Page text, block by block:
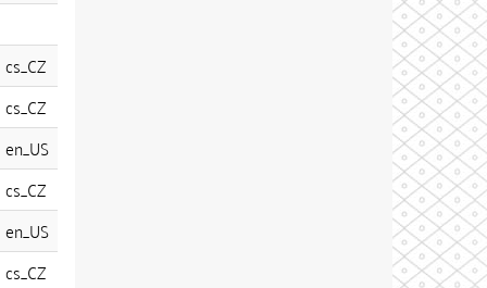
cs_CZ
cs_CZ
en_US
cs_CZ
en_US
cs_CZ